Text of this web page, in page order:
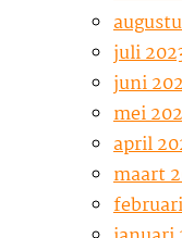
juli
juni
mei
april
maart